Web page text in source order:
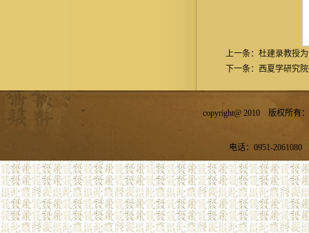
上一条： 杜建录教授
下一条： 西夏学研究
copyright@ 2010 版权所有
电话：0951-2061080